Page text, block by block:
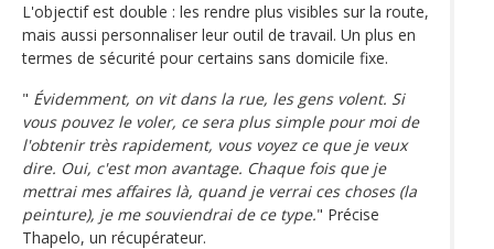
L'objectif est double : les rendre plus visibles sur la route,
mais aussi personnaliser leur outil de travail. Un plus en
termes de sécurité pour certains sans domicile fixe.
" Évidemment, on vit dans la rue, les gens volent. Si
vous pouvez le voler, ce sera plus simple pour moi de
l'obtenir très rapidement, vous voyez ce que je veux
dire. Oui, c'est mon avantage. Chaque fois que je
mettrai mes affaires là, quand je verrai ces choses (la
peinture), je me souviendrai de ce type." Précise
Thapelo, un récupérateur.